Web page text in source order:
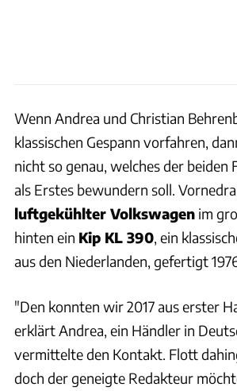
Wenn Andrea und Christian
klassischen Gespann vorfahren,
nicht so genau, welches der beiden
als Erstes bewundern soll.
luftgekühlter Volkswagen im
hinten ein Kip KL 390, ein
aus den Niederlanden, gefertigt
"Den konnten wir 2017 aus erster
erklärt Andrea, ein Händler in
vermittelte den Kontakt. Flott
doch der geneigte Redakteur